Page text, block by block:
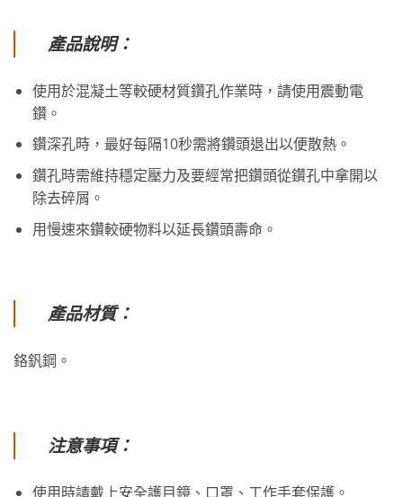
產品說明：
使用於混凝土等較硬材質鑽孔作業時，請使用震動電
鑽。
鑽深孔時，最好每隔10秒需將鑽頭退出以便散熱。
鑽孔時需維持穩定壓力及要經常把鑽頭從鑽孔中拿開以
除去碎屑。
用慢速來鑽較硬物料以延長鑽頭壽命。
產品材質：
鉻釩鋼。
注意事項：
使用時請戴上安全護目鏡、口罩、工作手套保護。